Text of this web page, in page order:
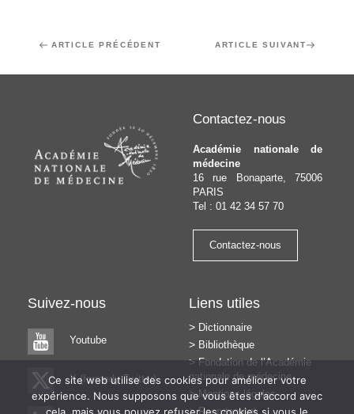
Navigation
l’article
Article
ARTICLE PRÉCÉDENT
Article
ARTICLE SUIVANT
Contactez-nous
Académie nationale de
médecine
16 rue Bonaparte, 75006
PARIS
Tel : 01 42 34 57 70
Contactez-nous
Suivez-nous
Youtube
X (formerly Twitter)
Liens utiles
Dictionnaire
Bibliothèque
Fondation de l’Académie
nationale de médecine
Mentions légales
Recrutement
Ce site web utilise des cookies pour améliorer votre
expérience. Nous supposons que vous êtes d'accord avec